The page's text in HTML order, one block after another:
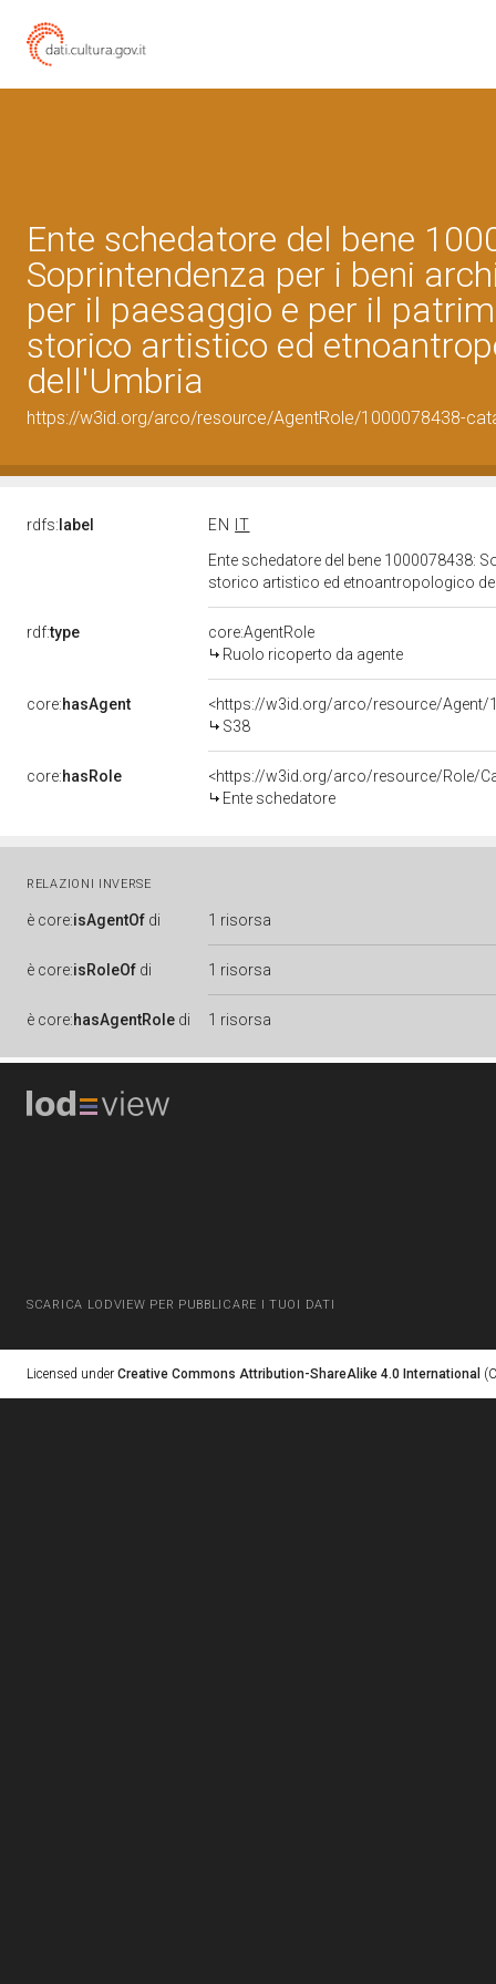
Ente schedatore del bene
Soprintendenza per i beni
per il paesaggio e per il
storico artistico ed
dell'Umbria
https://w3id.org/arco/resource/AgentRole/1000078438-
rdfs: label EN
IT
Ente schedatore del bene 1000078438:
storico artistico ed etnoantropologico
rdf:type
core:AgentRole
Ruolo ricoperto da agente
core:hasAgent
<https://w3id.org/arco/resource/Agent/
S38
core:hasRole
<https://w3id.org/arco/resource/Role/
Ente schedatore
RELAZIONI INVERSE
è core:isAgentOf di 1 risorsa
è core:isRoleOf di 1 risorsa
è core:hasAgentRole di 1 risorsa
SCARICA LODVIEW PER PUBBLICARE I TUOI DATI
Licensed under Creative Commons Attribution-ShareAlike 4.0 International